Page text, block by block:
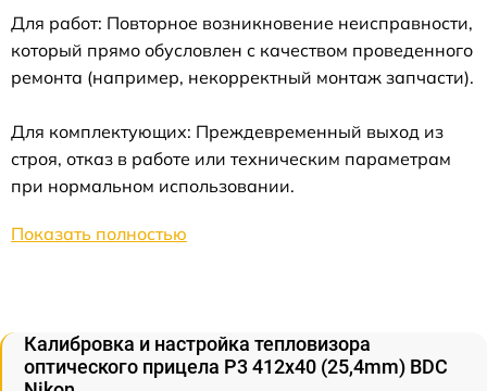
Для работ: Повторное возникновение неисправности,
который прямо обусловлен с качеством проведенного
ремонта (например, некорректный монтаж запчасти).
Для комплектующих: Преждевременный выход из
строя, отказ в работе или техническим параметрам
при нормальном использовании.
Показать полностью
Калибровка и настройка тепловизора
оптического прицела P3 412x40 (25,4mm) BDC